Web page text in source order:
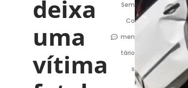
deixa
uma
vítima
Sem
Co
men
tário
s